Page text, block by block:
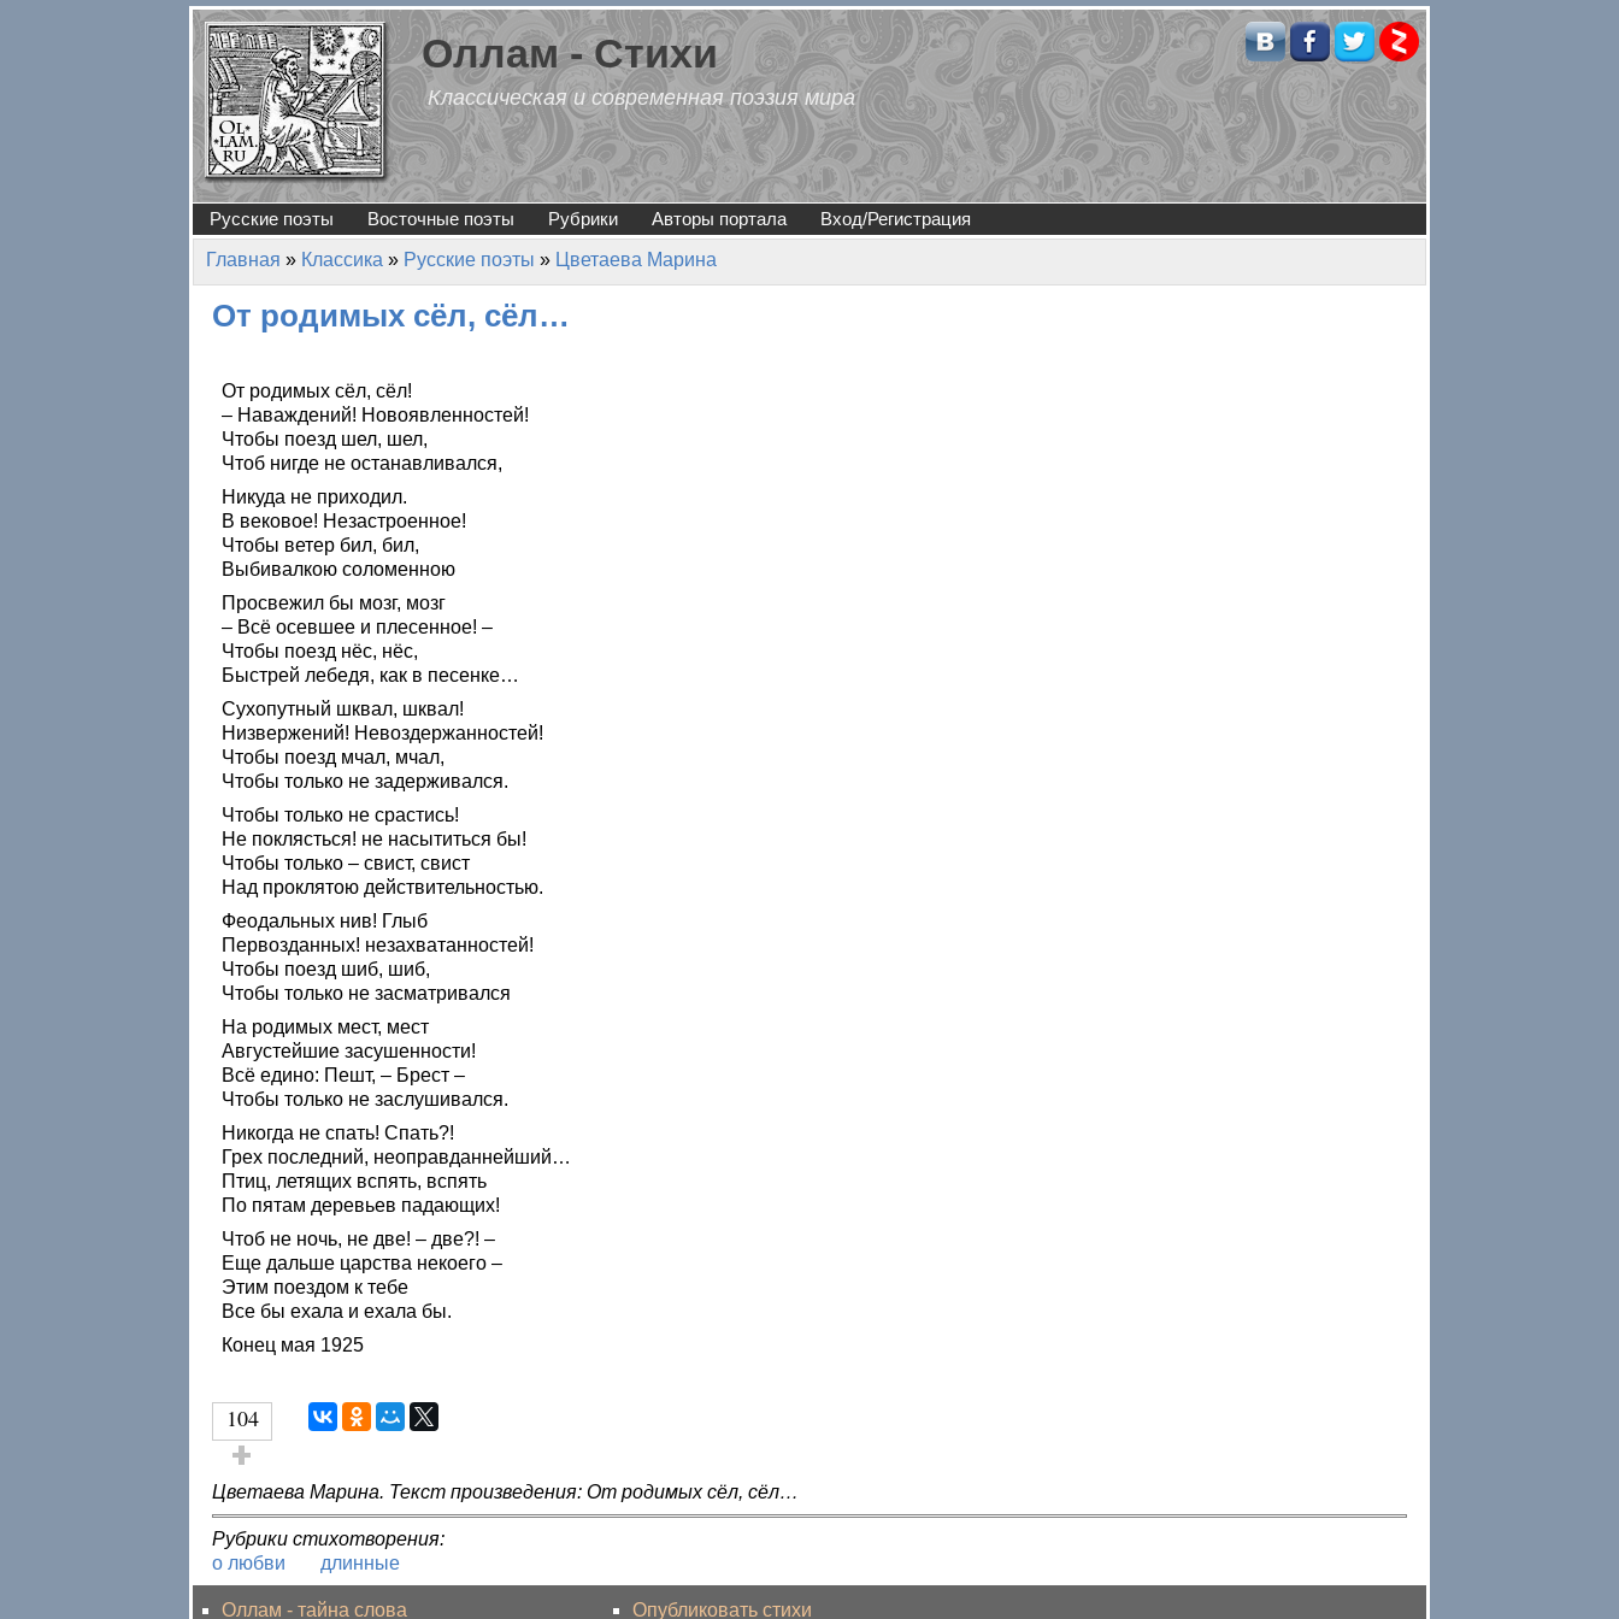
Перейти к основному содержанию
Оллам - Стихи
Классическая и современная поэзия мира
Русские поэты Восточные поэты Рубрики Авторы портала Вход/Регистрация
Вы здесь
Главная » Классика » Русские поэты » Цветаева Марина
От родимых сёл, сёл…
От родимых сёл, сёл!
– Наваждений! Новоявленностей!
Чтобы поезд шел, шел,
Чтоб нигде не останавливался,
Никуда не приходил.
В вековое! Незастроенное!
Чтобы ветер бил, бил,
Выбивалкою соломенною
Просвежил бы мозг, мозг
– Всё осевшее и плесенное! –
Чтобы поезд нёс, нёс,
Быстрей лебедя, как в песенке…
Сухопутный шквал, шквал!
Низвержений! Невоздержанностей!
Чтобы поезд мчал, мчал,
Чтобы только не задерживался.
Чтобы только не срастись!
Не поклясться! не насытиться бы!
Чтобы только – свист, свист
Над проклятою действительностью.
Феодальных нив! Глыб
Первозданных! незахватанностей!
Чтобы поезд шиб, шиб,
Чтобы только не засматривался
На родимых мест, мест
Августейшие засушенности!
Всё едино: Пешт, – Брест –
Чтобы только не заслушивался.
Никогда не спать! Спать?!
Грех последний, неоправданнейший…
Птиц, летящих вспять, вспять
По пятам деревьев падающих!
Чтоб не ночь, не две! – две?! –
Еще дальше царства некоего –
Этим поездом к тебе
Все бы ехала и ехала бы.
Конец мая 1925
104
Голос за!
Цветаева Марина. Текст произведения: От родимых сёл, сёл…
Рубрики стихотворения:
о любви
длинные
Оллам - тайна слова Опубликовать стихи